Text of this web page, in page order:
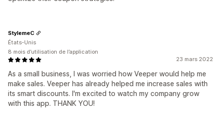
23 mars 2022
As a small business, I was worried how Veeper would help me
make sales. Veeper has already helped me increase sales with
its smart discounts. I'm excited to watch my company grow
with this app. THANK YOU!
StylemeC
États-Unis
8 mois d’utilisation de l’application